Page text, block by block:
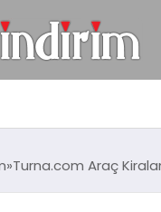
Turna.com Araç